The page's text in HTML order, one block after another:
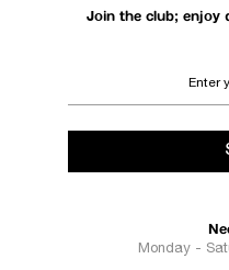
Join the club; enjoy
Monday -